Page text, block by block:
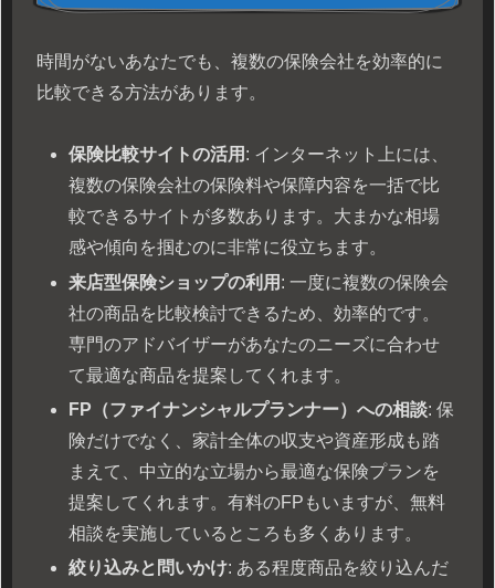
時間がないあなたでも、複数の保険会社を効率的に
比較できる方法があります。
保険比較サイトの活用 : インターネット上には、
複数の保険会社の保険料や保障内容を一括で比
較できるサイトが多数あります。大まかな相場
感や傾向を掴むのに非常に役立ちます。
来店型保険ショップの利用 : 一度に複数の保険会
社の商品を比較検討できるため、効率的です。
専門のアドバイザーがあなたのニーズに合わせ
て最適な商品を提案してくれます。
FP（ファイナンシャルプランナー）への相談: 保
険だけでなく、家計全体の収支や資産形成も踏
まえて、中立的な立場から最適な保険プランを
提案してくれます。有料のFPもいますが、無料
相談を実施しているところも多くあります。
絞り込みと問いかけ: ある程度商品を絞り込んだ